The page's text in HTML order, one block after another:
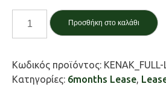
3DR.KENAK
+
Μελέτη)
Προσθήκη στο καλάθι
Κωδικός προϊόντος:
Κατηγορίες: 6months Lease,